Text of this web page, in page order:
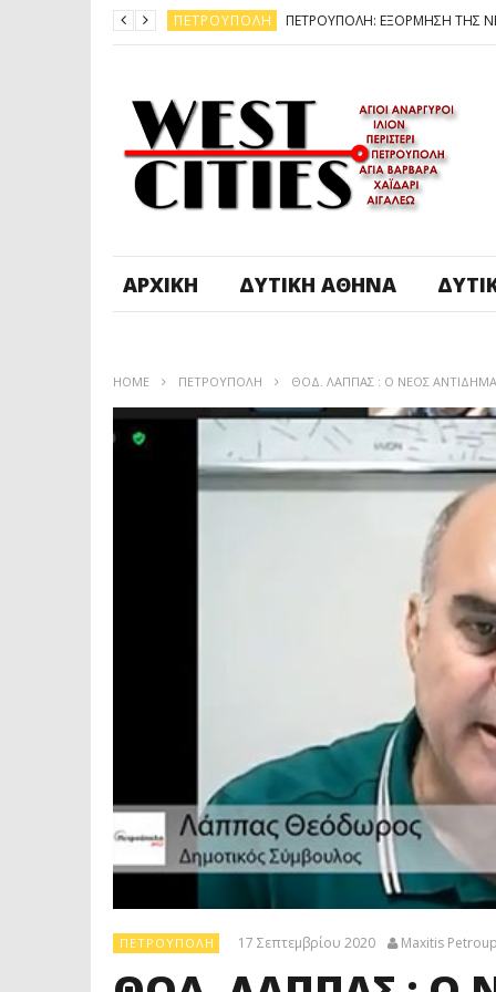
ΠΕΤΡΟΎΠΟΛΗ
ΠΕΤΡΟΎΠΟΛΗ
ΠΕΤΡΟΎΠΟΛΗ
ΔΥΤΙΚΉ ΑΤΤΙΚΉ ΚΑΙΡΟΣ: ΕΡΧΟΝΤΑΙ ΧΙΟΝΙΑ
ΠΕΤΡΟΎΠΟΛΗ
ΑΡΧΙΚΉ ΔΥΤΙΚΉ ΑΘΉΝΑ
HOME ΠΕΤΡΟΎΠΟΛΗ ΘΟΔ. ΛΑΠΠΑΣ : Ο ΝΕΟΣ
ΠΕΤΡΟΎΠΟΛΗ 17 Σεπτεμβρίου 2020 Maxitis